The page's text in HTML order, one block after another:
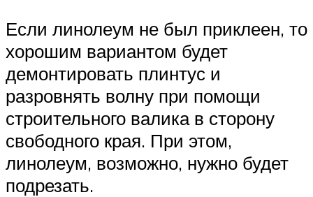
Если линолеум не был приклеен, то
хорошим вариантом будет
демонтировать плинтус и
разровнять волну при помощи
строительного валика в сторону
свободного края. При этом,
линолеум, возможно, нужно будет
подрезать.